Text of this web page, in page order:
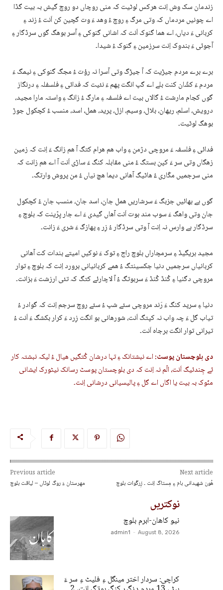
زندمان سک وش اِنت ھرکس لوٹیت کہ منی روچاں دو روچ گیش بہ بیت گڈا
اے چونیں مردماں کہ وتی مرگ ءِ روچ ءُ وھد ءَ وت گچین کن اَنت ءُ زند ءِ
کربانی ءَ دیاں، اے ھما گنوک اَنت کہ اشانی گنوکی ءِ آسر بوھگ گوں سرڈگار ءِ
آجوئی ءَ بندوک اِنت سرزمین ءِ گنوک ءُ شیدا۔
برے برے مردم جیڑیت کہ آ جیڑگ وتی آسرا نہ رؤت ءُ مجگ گنوکی ءِ نیمگ ءَ
مردم ءَ کشّان کنت بلے اے گپ انگت پھم ءَ نئیت کہ فدائی ءِ فلسفلہ ءِ درنگاز
گوں کجام مارشت ءُ گالاں بیت اے فلسفہ ءِ مارگ ءُ زانگ ءِ واستہ مارا مجید،
درویش، اسلم، ریھان، بلال، وسیم، ازل، پرید، ھمل، اسد، منسب ءُ کچکول جوڑ
بوھگ لوٹیت۔
فدائی ءِ فلسفہ ءَ مروچی دژمن ءِ واب ھم ھرام کتگ آ ھم زانگ ءَ اِنت کہ زمین
زھگاں وتی سر ءَ کپن بستگ ءُ منی مقابلہ کنگ ءَ ساڑی اَنت آ اے ھم زانت کہ
منی سرجمیں مکّاری ءُ ھاٹیگ آھانی دیما ھچ نیاں ءُ من پروش وارتگ۔
گوں بے بھائیں جزبگ ءَ سرشاریں ھمل جان، اسد جان، منسب جان ءُ کچکول
جان وتی واھگ ءَ سوب مند بوت اَنت آھاں گیدی ءَ اے جار پِرّینت کہ بلوچ ءِ
سرڈگار بے وارس نہ اِنت آ وتی سرڈگار ءُ زِر ءِ پھازگ ءَ شری ءَ زانت۔
مجید بریگیڈ ءِ سرمچاراں بلوچ راج ءِ توک ءَ نوکیں امیتے بندات کت آھانی
کربانیاں سرجمیں دنیا جکسینتگ ءُ ھمے کربانیانی برورد اِنت کہ بلوچ ءِ توار
مروچی دگنیا ءِ کُنڈ کُنڈ ءَ سربوتگ ءُ آ لاچارئے کتگ کہ تئی ارزشت ءَ بزانت۔
دنیا ءِ سرپد کنگ ءَ رَند مروچی سئے شپ ءُ سئے روچ سرجم اِنت کہ گوادر ءُ
تیاب گل ءَ چہ واب نہ کپتگ اَنت، شورھانی بو انگت زِرد ءَ کرار بکشگ ءَ اَنت ءُ
تیرانی توار انگت برجاہ اَنت۔
دی بلوچستان پوسٹ:اے نبشتانک ءِ تہا درشان کُتگیں ھیال ءُ لیکہ نبشتہ کار
ئے جِندئیگ اَنت، الّم نہ اِنت کہ دی بلوچستان پوسٹ رسانک نیٹورک ایشانی
منّوک بہ بیت یا اگاں اے گل ءِ پالیسیانی درشانی اِنت۔
Previous article
مھرستان ءَ روگ لوٹاں – لیاقت بلوچ
Next article
ھُون شھیدانی بام ءِ مِستاگ اِنت ۔ زِرگْوات بلوچ
نوکتریں
نیو کاھان-ابرم بلوچ
admin1 - August 8, 2026
کراچی: سردار اختر مینگل ءِ فلیٹ ءِ سر ءَ